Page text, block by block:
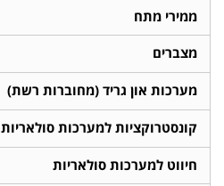
ממירי מתח
מצברים
מערכות און גריד (מחוברות רשת)
קונסטרוקציות למערכות סולאריות
חיווט למערכות סולאריות